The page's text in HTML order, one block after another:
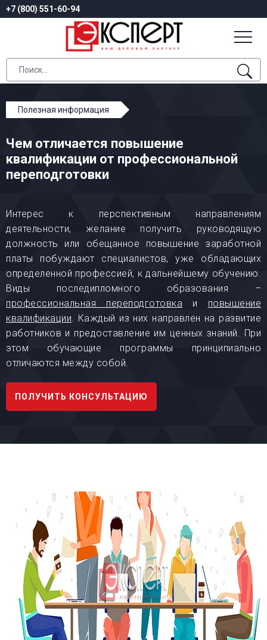
+7 (800) 551-60-94
Полезная информация
профессиональной переподготовки
Чем отличается повышение
квалификации от профессиональной
переподготовки
Интерес к перспективным направлениям
деятельности, желание получить руководящую
должность или обещанное повышение заработной
платы побуждают специалистов, уже обладающих
определенной профессией, к дальнейшему обучению.
Виды последипломного образования –
профессиональная переподготовка и повышение
квалификации. Каждый из них направлен на развитие
работников и предоставление им ценных знаний. При
этом обучающие программы принципиально
отличаются между собой.
ПОЛУЧИТЬ КОНСУЛЬТАЦИЮ